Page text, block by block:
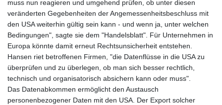
muss nun reagieren und umgehend prüfen, ob unter diesen
veränderten Gegebenheiten der Angemessenheitsbeschluss mit
den USA weiterhin gültig sein kann - und wenn ja, unter welchen
Bedingungen", sagte sie dem "Handelsblatt". Für Unternehmen in
Europa könnte damit erneut Rechtsunsicherheit entstehen.
Hansen riet betroffenen Firmen, "die Datenflüsse in die USA zu
überprüfen und zu überlegen, ob man sich besser rechtlich,
technisch und organisatorisch absichern kann oder muss".
Das Datenabkommen ermöglicht den Austausch
personenbezogener Daten mit den USA. Der Export solcher